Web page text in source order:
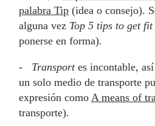
palabra Tip (idea o consejo).
alguna vez Top 5 tips to get fit
ponerse en forma).
- Transportes incontable,
un solo medio de transporte
expresión comoA means of
transporte).